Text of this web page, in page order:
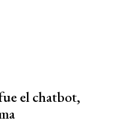
el chatbot,